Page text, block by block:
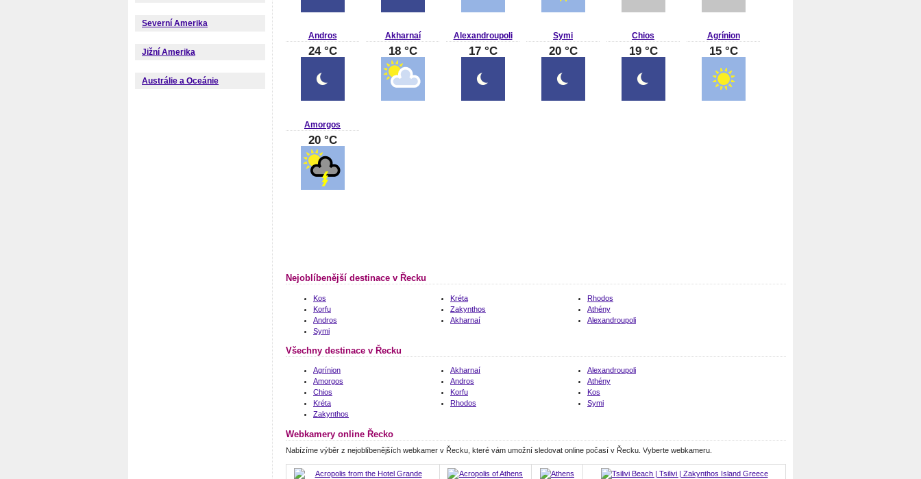
Severní Amerika
Jižní Amerika
Austrálie a Oceánie
Andros
24 °C
Akharnaí
18 °C
Alexandroupoli
17 °C
Symi
20 °C
Chios
19 °C
Agrínion
15 °C
Amorgos
20 °C
Nejoblíbenější destinace v Řecku
Kos Kréta
Rhodos
Korfu
Zakynthos
Athény
Andros
Akharnaí
Alexandroupoli
Symi
Všechny destinace v Řecku
Agrínion Akharnaí
Alexandroupoli
Amorgos
Andros
Athény
Chios
Korfu
Kos
Kréta
Rhodos
Symi
Zakynthos
Webkamery online Řecko
Nabízíme výběr z nejoblíbenějších webkamer v Řecku, které vám umožní sledovat online počasí v Řecku. Vyberte webkameru.